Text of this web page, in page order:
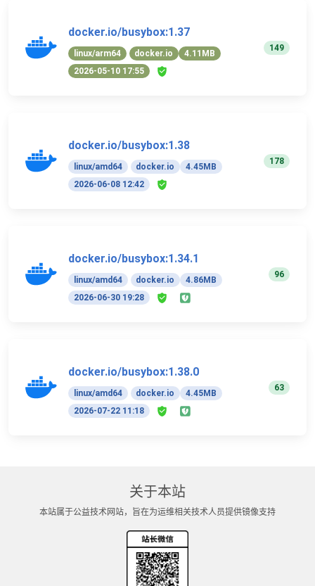
docker.io/busybox:1.37
linux/arm64 docker.io
4.11MB
2026-05-10 17:55
149
docker.io/busybox:1.38
linux/amd64 docker.io
4.45MB
2026-06-08 12:42
178
docker.io/busybox:1.34.1
linux/amd64 docker.io
4.86MB
2026-06-30 19:28
96
docker.io/busybox:1.38.0
linux/amd64 docker.io
4.45MB
2026-07-22 11:18
63
关于本站
本站属于公益技术网站，旨在为运维相关技术人员提供镜像支持